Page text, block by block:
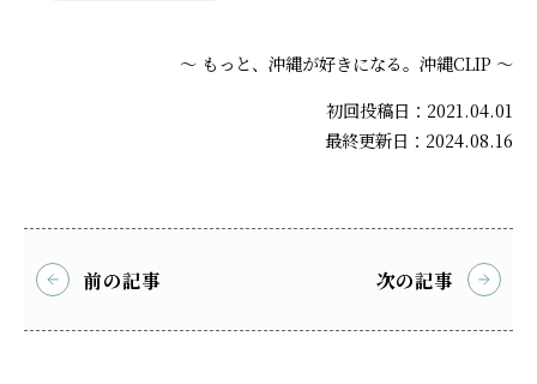
～ もっと、沖縄が好きになる。沖縄CLIP ～
初回投稿日：2021.04.01
最終更新日：2024.08.16
前の記事 次の記事